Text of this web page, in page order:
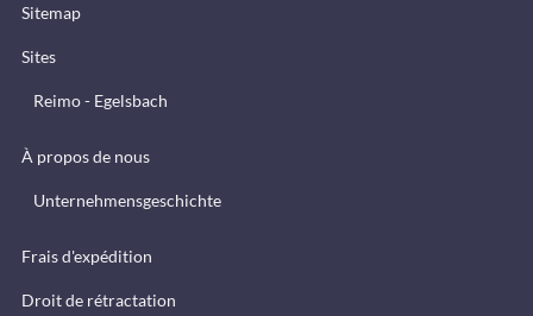
Sitemap
Sites
Reimo - Egelsbach
À propos de nous
Unternehmensgeschichte
Frais d'expédition
Droit de rétractation